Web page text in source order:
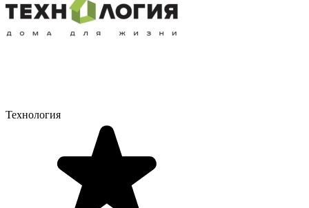
Технология